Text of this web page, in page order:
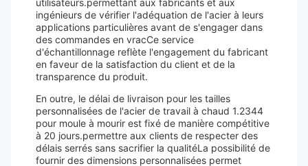
utilisateurs.permettant aux fabricants et aux
ingénieurs de vérifier l'adéquation de l'acier à leurs
applications particulières avant de s'engager dans
des commandes en vracCe service
d'échantillonnage reflète l'engagement du fabricant
en faveur de la satisfaction du client et de la
transparence du produit.
En outre, le délai de livraison pour les tailles
personnalisées de l'acier de travail à chaud 1.2344
pour moule à mourir est fixé de manière compétitive
à 20 jours.permettre aux clients de respecter des
délais serrés sans sacrifier la qualitéLa possibilité de
fournir des dimensions personnalisées permet